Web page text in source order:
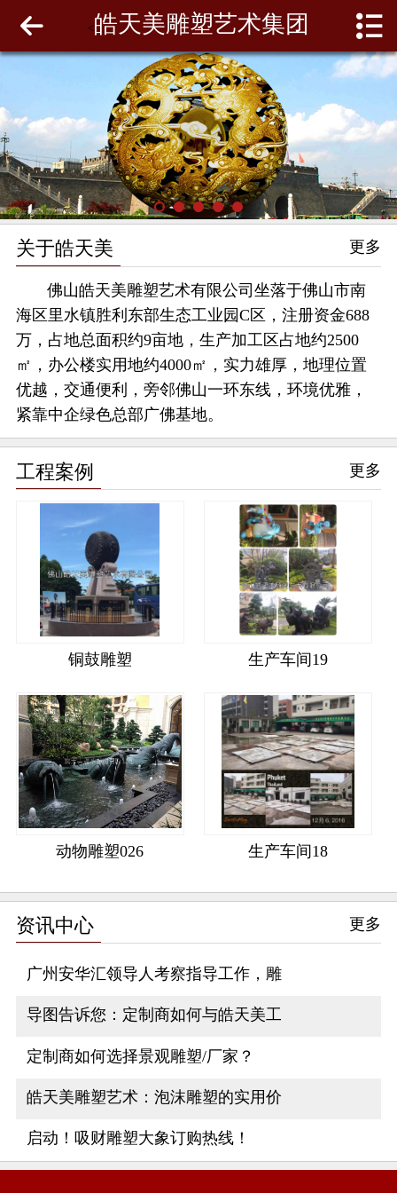
网站首页
最新动态
工程案例
雕塑泥模
<皓天美雕塑艺术集团
关于皓天美 更多
佛山皓天美雕塑艺术有限公司坐落于佛山市南
海区里水镇胜利东部生态工业园C区，注册资金688
万，占地总面积约9亩地，生产加工区占地约2500
㎡，办公楼实用地约4000㎡，实力雄厚，地理位置
优越，交通便利，旁邻佛山一环东线，环境优雅，
紧靠中企绿色总部广佛基地。
工程案例 更多
铜鼓雕塑 生产车间19
动物雕塑026 生产车间18
资讯中心 更多
广州安华汇领导人考察指导工作，雕
导图告诉您：定制商如何与皓天美工
定制商如何选择景观雕塑/厂家？
皓天美雕塑艺术：泡沫雕塑的实用价
启动！吸财雕塑大象订购热线！